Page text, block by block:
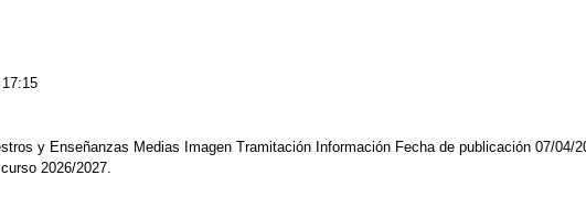
y Enseñanzas Medias Imagen Tramitación Información Fecha de publicación 07/04/
2026/2027.